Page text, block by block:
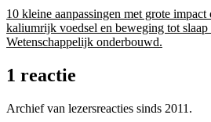
10 kleine aanpassingen met grote
kaliumrijk voedsel en beweging tot
Wetenschappelijk onderbouwd.
1 reactie
Archief van lezersreacties sinds 2011.